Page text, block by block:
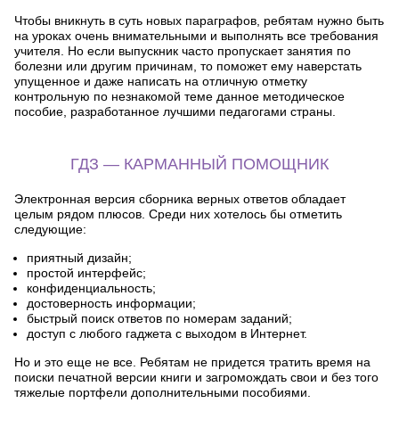
Чтобы вникнуть в суть новых параграфов, ребятам нужно быть
на уроках очень внимательными и выполнять все требования
учителя. Но если выпускник часто пропускает занятия по
болезни или другим причинам, то поможет ему наверстать
упущенное и даже написать на отличную отметку
контрольную по незнакомой теме данное методическое
пособие, разработанное лучшими педагогами страны.
ГДЗ — КАРМАННЫЙ ПОМОЩНИК
Электронная версия сборника верных ответов обладает
целым рядом плюсов. Среди них хотелось бы отметить
следующие:
приятный дизайн;
простой интерфейс;
конфиденциальность;
достоверность информации;
быстрый поиск ответов по номерам заданий;
доступ с любого гаджета с выходом в Интернет.
Но и это еще не все. Ребятам не придется тратить время на
поиски печатной версии книги и загромождать свои и без того
тяжелые портфели дополнительными пособиями.